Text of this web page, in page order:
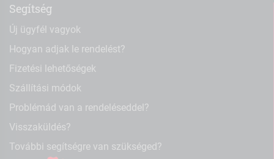
Segítség
Új ügyfél vagyok
Hogyan adjak le rendelést?
Fizetési lehetőségek
Szállítási módok
Problémád van a rendeléseddel?
Visszaküldés?
További segítségre van szükséged?